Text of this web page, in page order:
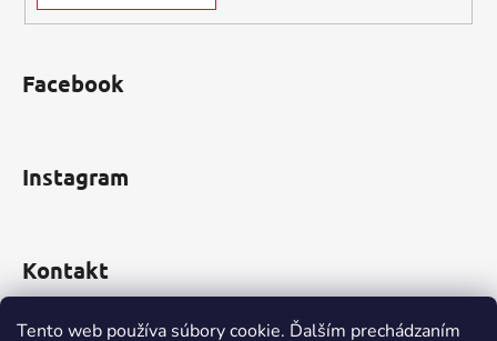
Tento web používa súbory cookie. Ďalším prechádzaním
p
Facebook
Instagram
Kontakt
obchod@incomp.sk